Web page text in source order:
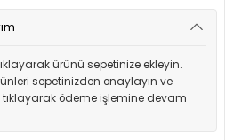
ürünü sepetinize ekleyin.
sepetinizden onaylayın ve
ödeme işlemine devam